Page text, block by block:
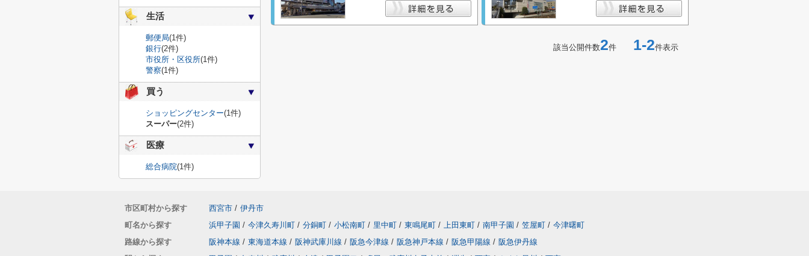
該当公開件数2件 1-2件表示
生活
郵便局(1件)
銀行(2件)
市役所・区役所(1件)
警察(1件)
買う
ショッピングセンター(1件)
スーパー(2件)
医療
総合病院(1件)
市区町村から探す 西宮市 / 伊丹市
町名から探す
浜甲子園 / 今津久寿川町 / 分銅町 / 小松南町 / 里中町 / 東鳴尾町 / 上田東町 / 南甲子園 / 笠屋町 / 今津曙町
路線から探す
阪神本線 / 東海道本線 / 阪神武庫川線 / 阪急今津線 / 阪急神戸本線 / 阪急甲陽線 / 阪急伊丹線